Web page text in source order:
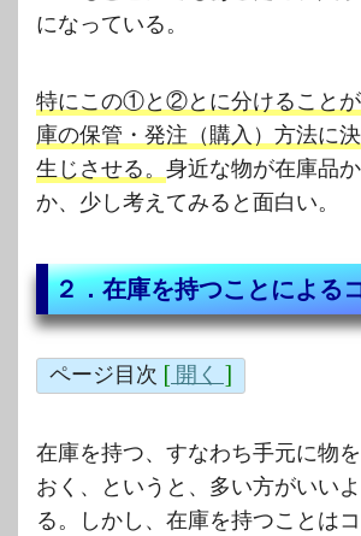
になっている。
特にこの①と②とに分けること
庫の保管・発注（購入）方法に
生じさせる。 身近な物が在庫品
か、少し考えてみると面白い。
２．在庫を持つことによる
ページ目次 [ 開く ]
在庫を持つ、すなわち手元に物
おく、というと、多い方がいい
る。しかし、在庫を持つことは